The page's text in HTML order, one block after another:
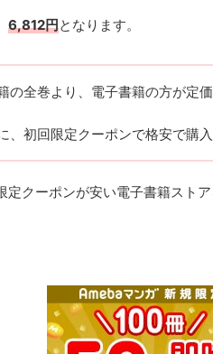
6,812円となります。
の全巻より、電子書籍の方が定価
、初回限定クーポンで格安で購入
定クーポンが安い電子書籍ストア